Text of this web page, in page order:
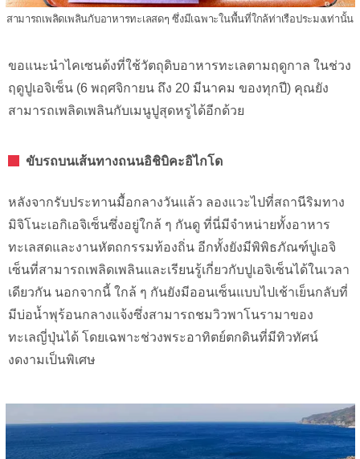
สามารถเพลิดเพลินกับอาหารทะเลสดๆ ซึ่งมีเฉพาะในพื้นที่ใกล้ท่าเรือประมงเท่านั้น
ขอแนะนำไคเซนด้งที่ใช้วัตถุดิบอาหารทะเลตามฤดูกาล ในช่วง
ฤดูปูเอจิเซ็น (6 พฤศจิกายน ถึง 20 มีนาคม ของทุกปี) คุณยัง
สามารถเพลิดเพลินกับเมนูปูสุดหรูได้อีกด้วย
ขับรถบนเส้นทางถนนอิชิบิคะอิไกโด
หลังจากรับประทานมื้อกลางวันแล้ว ลองแวะไปที่สถานีริมทาง
มิจิโนะเอกิเอจิเซ็นซึ่งอยู่ใกล้ ๆ กันดู ที่นี่มีจำหน่ายทั้งอาหาร
ทะเลสดและงานหัตถกรรมท้องถิ่น อีกทั้งยังมีพิพิธภัณฑ์ปูเอจิ
เซ็นที่สามารถเพลิดเพลินและเรียนรู้เกี่ยวกับปูเอจิเซ็นได้ในเวลา
เดียวกัน นอกจากนี้ ใกล้ ๆ กันยังมีออนเซ็นแบบไปเช้าเย็นกลับที่
มีบ่อน้ำพุร้อนกลางแจ้งซึ่งสามารถชมวิวพาโนรามาของ
ทะเลญี่ปุ่นได้ โดยเฉพาะช่วงพระอาทิตย์ตกดินที่มีทิวทัศน์
งดงามเป็นพิเศษ